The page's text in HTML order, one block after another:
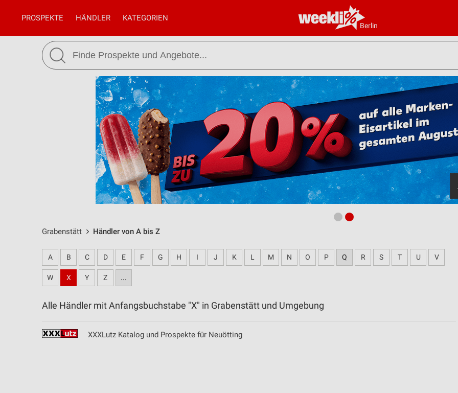
Berlin
PROSPEKTE HÄNDLER KATEGORIEN
Grabenstätt Händler von A bis Z
A B C D E F G H I J K L M N O P Q R S T U V
W X Y Z ...
Alle Händler mit Anfangsbuchstabe "X" in Grabenstätt und Umgebung
XXXLutz Katalog und Prospekte für Neuötting